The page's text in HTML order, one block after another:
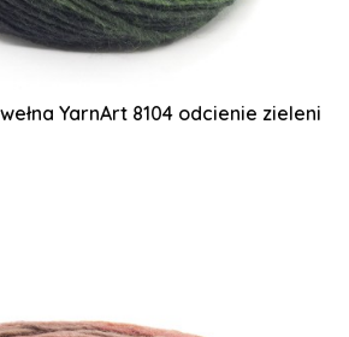
YarnArt 8104 odcienie zieleni